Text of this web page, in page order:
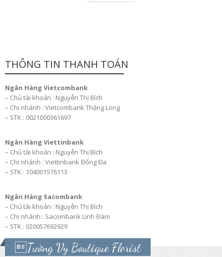
THÔNG TIN THANH TOÁN
Ngân Hàng Vietcombank
– Chủ tài khoản : Nguyễn Thị Bích
– Chi nhánh : Vietcombank Thăng Long
– STK : 0021000361697
Ngân Hàng Viettinbank
– Chủ tài khoản : Nguyễn Thị Bích
– Chi nhánh : Viettinbank Đống Đa
– STK : 104001576113
Ngân Hàng Sacombank
– Chủ tài khoản : Nguyễn Thị Bích
– Chi nhánh : Sacombank Linh Đàm
– STK : 020057692929
Tường Vy Boutique Florist